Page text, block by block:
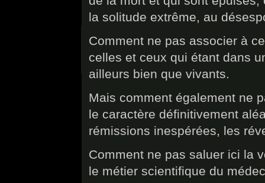
la solitude extrême, au
Comment ne pas associer à
celles et ceux qui étant dans
ailleurs bien que vivants.
Mais comment également ne
le caractère définitivement
rémissions inespérées, les
Comment ne pas saluer ici la
le métier scientifique du